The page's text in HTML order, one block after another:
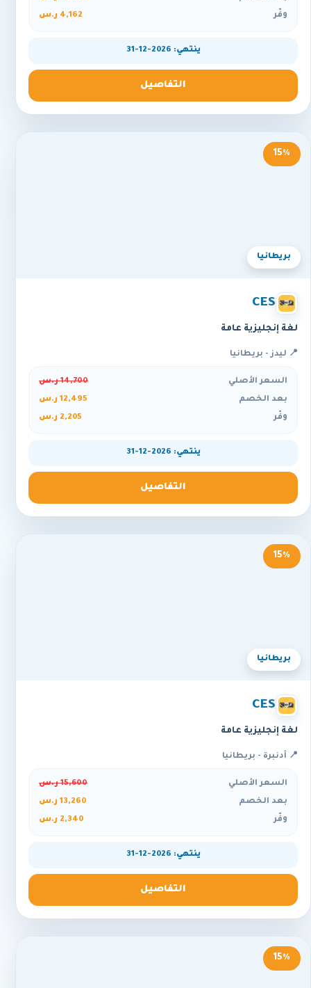
وفّر
4,162 ر.س
ينتهي: 2026-12-31
التفاصيل
بريطانيا
15%
CES
لغة إنجليزية عامة
📍 ليدز - بريطانيا
السعر الأصلي
14,700 ر.س
بعد الخصم
12,495 ر.س
وفّر
2,205 ر.س
ينتهي: 2026-12-31
التفاصيل
بريطانيا
15%
CES
لغة إنجليزية عامة
📍 أدنبرة - بريطانيا
السعر الأصلي
15,600 ر.س
بعد الخصم
13,260 ر.س
وفّر
2,340 ر.س
ينتهي: 2026-12-31
التفاصيل
15%